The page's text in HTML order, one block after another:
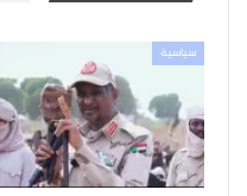
سياسية